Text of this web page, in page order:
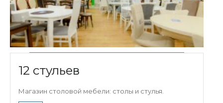
12 стульев
Магазин столовой мебели: столы и стулья.